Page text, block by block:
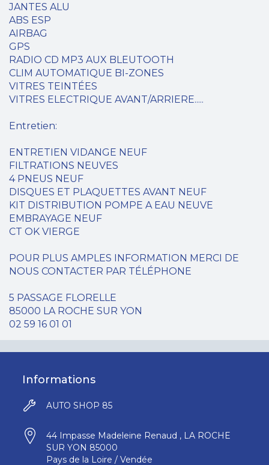
JANTES ALU
ABS ESP
AIRBAG
GPS
RADIO CD MP3 AUX BLEUTOOTH
CLIM AUTOMATIQUE BI-ZONES
VITRES TEINTÉES
VITRES ELECTRIQUE AVANT/ARRIERE.....
Entretien:
ENTRETIEN VIDANGE NEUF
FILTRATIONS NEUVES
4 PNEUS NEUF
DISQUES ET PLAQUETTES AVANT NEUF
KIT DISTRIBUTION POMPE A EAU NEUVE
EMBRAYAGE NEUF
CT OK VIERGE
POUR PLUS AMPLES INFORMATION MERCI DE
NOUS CONTACTER PAR TÉLÉPHONE
5 PASSAGE FLORELLE
85000 LA ROCHE SUR YON
02 59 16 01 01
Informations
AUTO SHOP 85
44 Impasse Madeleine Renaud , LA ROCHE
SUR YON 85000
Pays de la Loire / Vendée